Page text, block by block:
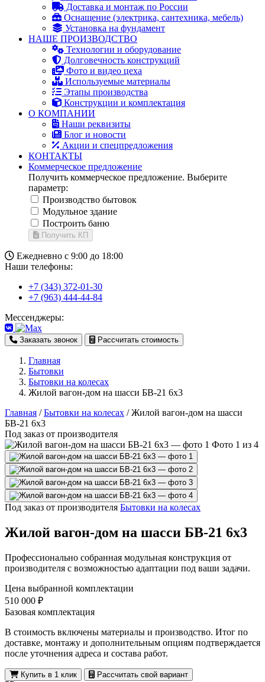
Доставка и монтаж по России
Оснащение (электрика, сантехника, мебель)
Установка на фундамент
НАШЕ ПРОИЗВОДСТВО
Технологии и оборудование
Долговечность конструкций
Фото и видео цеха
Используемые материалы
Этапы производства
Конструкции и комплектация
О КОМПАНИИ
Наши реквизиты
Блог и новости
Акции и спецпредложения
КОНТАКТЫ
Коммерческое предложение
Получить коммерческое предложение. Выберите
параметр:
Производство бытовок
Модульное здание
Построить баню
Получить КП
Ежедневно с 9:00 до 18:00
Наши телефоны:
+7 (343) 372-01-30
+7 (963) 444-44-84
Мессенджеры:
Заказать звонок Рассчитать стоимость
Главная
Бытовки
Бытовки на колесах
Жилой вагон-дом на шасси БВ-21 6х3
Главная / Бытовки на колесах / Жилой вагон-дом на шасси
БВ-21 6х3
Под заказ от производителя
Фото 1 из 4
Под заказ от производителя Бытовки на колесах
Жилой вагон-дом на шасси БВ-21 6х3
Профессионально собранная модульная конструкция от
производителя с возможностью адаптации под ваши задачи.
Цена выбранной комплектации
510 000 ₽
Базовая комплектация
В стоимость включены материалы и производство. Итог по
доставке, монтажу и дополнительным опциям подтверждается
после уточнения адреса и состава работ.
Купить в 1 клик Рассчитать свой вариант